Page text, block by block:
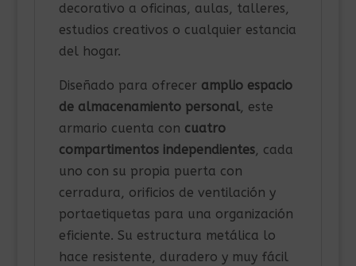
decorativo a oficinas, aulas, talleres,
estudios creativos o cualquier estancia
del hogar.
Diseñado para ofrecer amplio espacio
de almacenamiento personal, este
armario cuenta con cuatro
compartimentos independientes, cada
uno con su propia puerta con
cerradura, orificios de ventilación y
portaetiquetas para una organización
eficiente. Su estructura metálica lo
hace resistente, duradero y muy fácil